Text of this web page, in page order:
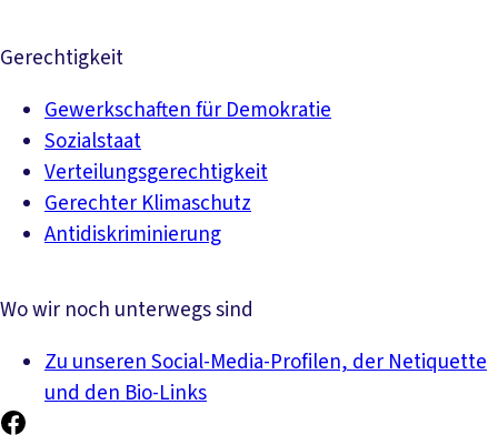
Gerechtigkeit
Gewerkschaften für Demokratie
Sozialstaat
Verteilungsgerechtigkeit
Gerechter Klimaschutz
Antidiskriminierung
Wo wir noch unterwegs sind
Zu unseren Social-Media-Profilen, der Netiquette
und den Bio-Links